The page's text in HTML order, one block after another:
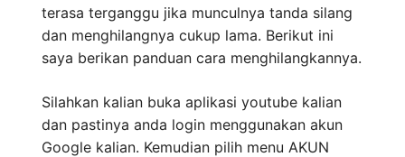
terasa terganggu jika munculnya tanda silang
dan menghilangnya cukup lama. Berikut ini
saya berikan panduan cara menghilangkannya.
Silahkan kalian buka aplikasi youtube kalian
dan pastinya anda login menggunakan akun
Google kalian. Kemudian pilih menu AKUN